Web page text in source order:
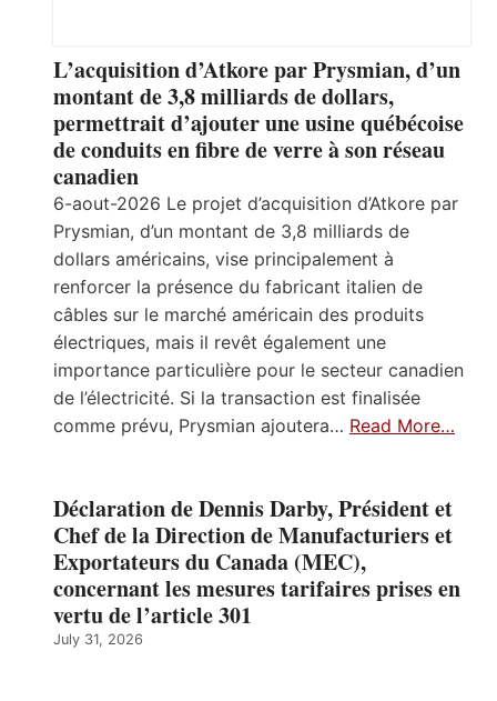
L’acquisition d’Atkore par Prysmian, d’un
montant de 3,8 milliards de dollars,
permettrait d’ajouter une usine québécoise
de conduits en fibre de verre à son réseau
canadien
6-aout-2026 Le projet d’acquisition d’Atkore par
Prysmian, d’un montant de 3,8 milliards de
dollars américains, vise principalement à
renforcer la présence du fabricant italien de
câbles sur le marché américain des produits
électriques, mais il revêt également une
importance particulière pour le secteur canadien
de l’électricité. Si la transaction est finalisée
comme prévu, Prysmian ajoutera… Read More…
Déclaration de Dennis Darby, Président et
Chef de la Direction de Manufacturiers et
Exportateurs du Canada (MEC),
concernant les mesures tarifaires prises en
vertu de l’article 301
July 31, 2026